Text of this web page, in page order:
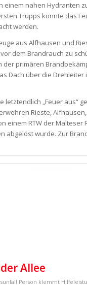
einem nahen Hydranten
Trupps konnte das
werden.
aus Alfhausen und
dem Brandrauch zu
der primären
Dach über die
letztendlich „Feuer aus“
Rieste,
einem RTW der
abgelöst wurde. Zur
Allee
Person klemmt